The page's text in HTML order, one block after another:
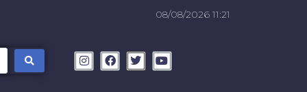
08/08/2026 11:21